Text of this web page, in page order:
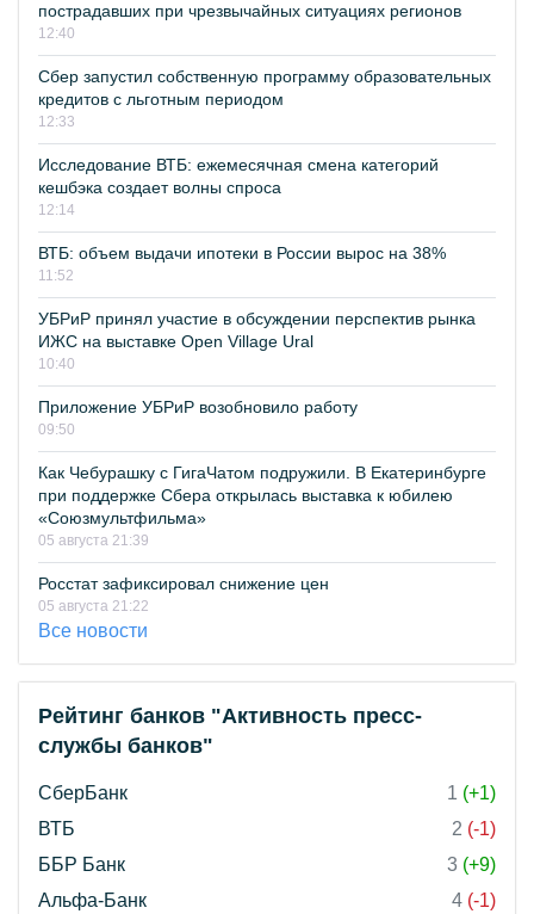
пострадавших при чрезвычайных ситуациях регионов
12:40
Сбер запустил собственную программу образовательных
кредитов с льготным периодом
12:33
Исследование ВТБ: ежемесячная смена категорий
кешбэка создает волны спроса
12:14
ВТБ: объем выдачи ипотеки в России вырос на 38%
11:52
УБРиР принял участие в обсуждении перспектив рынка
ИЖС на выставке Open Village Ural
10:40
Приложение УБРиР возобновило работу
09:50
Как Чебурашку с ГигаЧатом подружили. В Екатеринбурге
при поддержке Сбера открылась выставка к юбилею
«Союзмультфильма»
05 августа 21:39
Росстат зафиксировал снижение цен
05 августа 21:22
Все новости
Рейтинг банков "Активность пресс-
службы банков"
СберБанк 1 (+1)
ВТБ
2 (-1)
ББР Банк
3 (+9)
Альфа-Банк
4 (-1)